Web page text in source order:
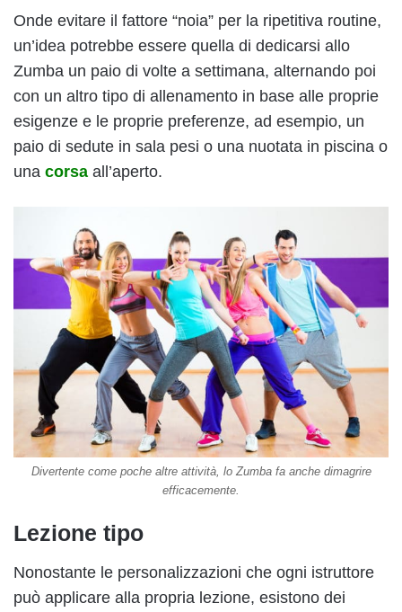
Onde evitare il fattore “noia” per la ripetitiva routine,
un’idea potrebbe essere quella di dedicarsi allo
Zumba un paio di volte a settimana, alternando poi
con un altro tipo di allenamento in base alle proprie
esigenze e le proprie preferenze, ad esempio, un
paio di sedute in sala pesi o una nuotata in piscina o
una corsa all’aperto.
Divertente come poche altre attività, lo Zumba fa anche dimagrire
efficacemente.
Lezione tipo
Nonostante le personalizzazioni che ogni istruttore
può applicare alla propria lezione, esistono dei